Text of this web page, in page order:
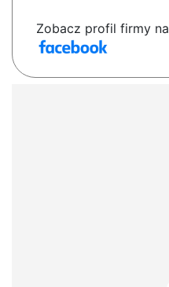
Zobacz profil firmy na